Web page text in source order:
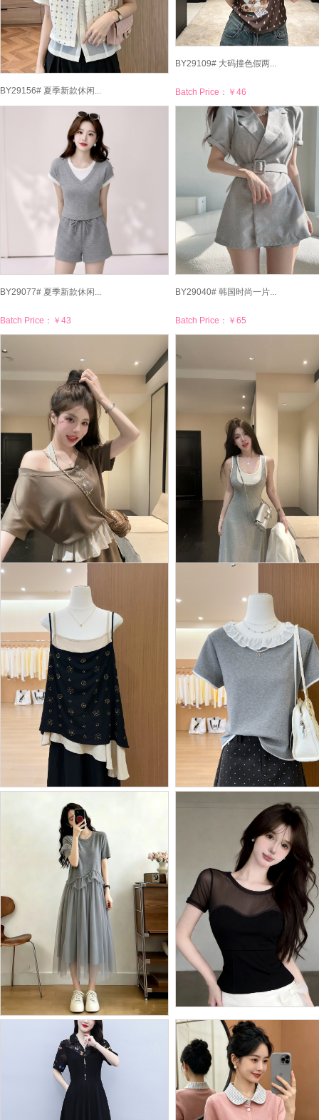
BY29156# 夏季新款休闲...
BY29109# 大码撞色假两...
Batch Price： ￥46
BY29077# 夏季新款休闲...
Batch Price： ￥43
BY29040# 韩国时尚一片...
Batch Price： ￥65
BY28980# 夏季新款韩系...
Batch Price： ￥86
BY28974# 夏季新款法式...
Batch Price：
BY28961# 沙漠星空假两...
￥52
BY28959# 荷叶领灰色假...
￥49
BY28882# 灰色假两件网...
￥57
BY28878# 纯欲别致性感...
Batch Price：￥35